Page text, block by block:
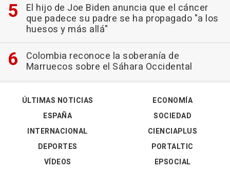
El hijo de Joe Biden anuncia que el cáncer
que padece su padre se ha propagado "a los
huesos y más allá"
Colombia reconoce la soberanía de
Marruecos sobre el Sáhara Occidental
ÚLTIMAS NOTICIAS
ESPAÑA
INTERNACIONAL
DEPORTES
VÍDEOS
ECONOMÍA
SOCIEDAD
CIENCIAPLUS
PORTALTIC
EPSOCIAL